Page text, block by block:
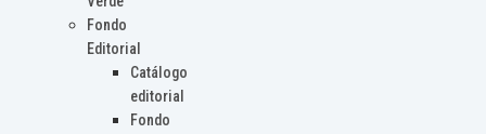
Fondo
Editorial
Catálogo
editorial
Fondo